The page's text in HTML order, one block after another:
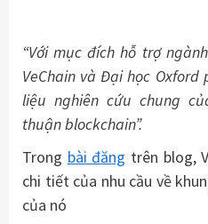
“Với mục đích hỗ trợ
VeChain và Đại học
liệu nghiên cứu chung
thuận blockchain”.
Trong bài đăng trên blog,
chi tiết của nhu cầu về
của nó